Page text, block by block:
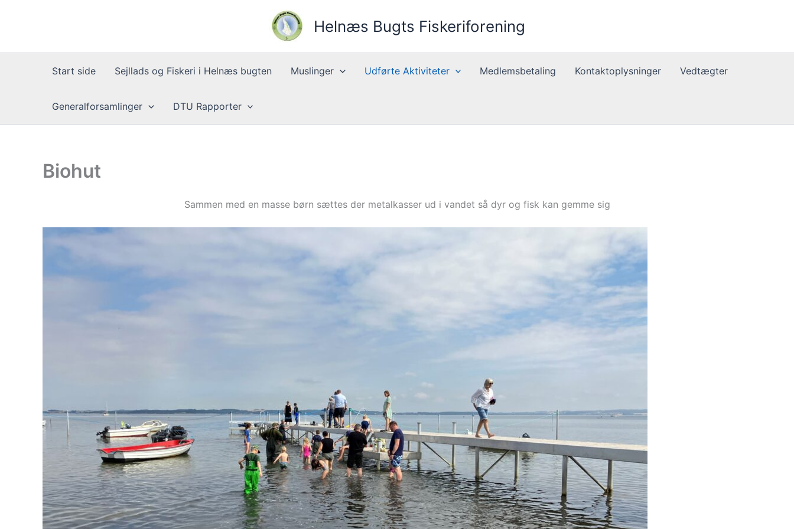
Helnæs Bugts Fiskeriforening
Start side Sejllads og Fiskeri i Helnæs bugten Muslinger Udførte Aktiviteter Medlemsbetaling Kontaktoplysninger Vedtægter
Generalforsamlinger DTU Rapporter
Biohut
Sammen med en masse børn sættes der metalkasser ud i vandet så dyr og fisk kan gemme sig